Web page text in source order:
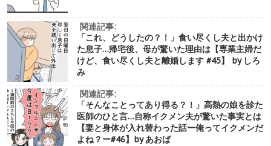
関連記事:
「これ、どうしたの？！」食い尽くし夫と出かけ
た息子…帰宅後、母が驚いた理由は【専業主婦だ
けど、食い尽くし夫と離婚します #45】 by しろ
み
関連記事:
「そんなことってあり得る？！」高熱の娘を診た
医師のひと言…自称イクメン夫が驚いた事実とは
【妻と身体が入れ替わった話ー俺ってイクメンだ
よね？ー#46】by あおば